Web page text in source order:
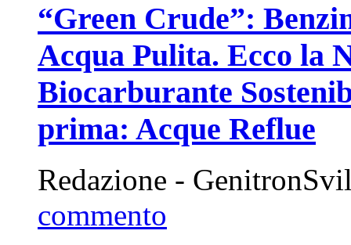
“Green Crude”:
Acqua Pulita. Ecco la
Biocarburante
prima: Acque Reflue
Redazione -
commento